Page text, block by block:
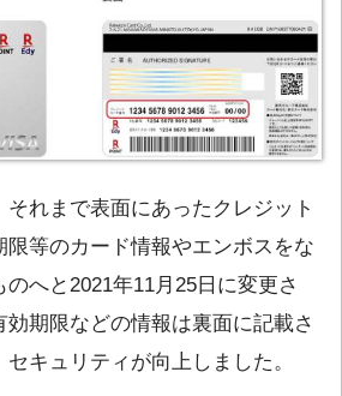
それまで表面にあったクレジット
限等のカード情報やエンボスをな
のへと2021年11月25日に変更さ
期限などの情報は裏面に記載さ
キュリティが向上しました。